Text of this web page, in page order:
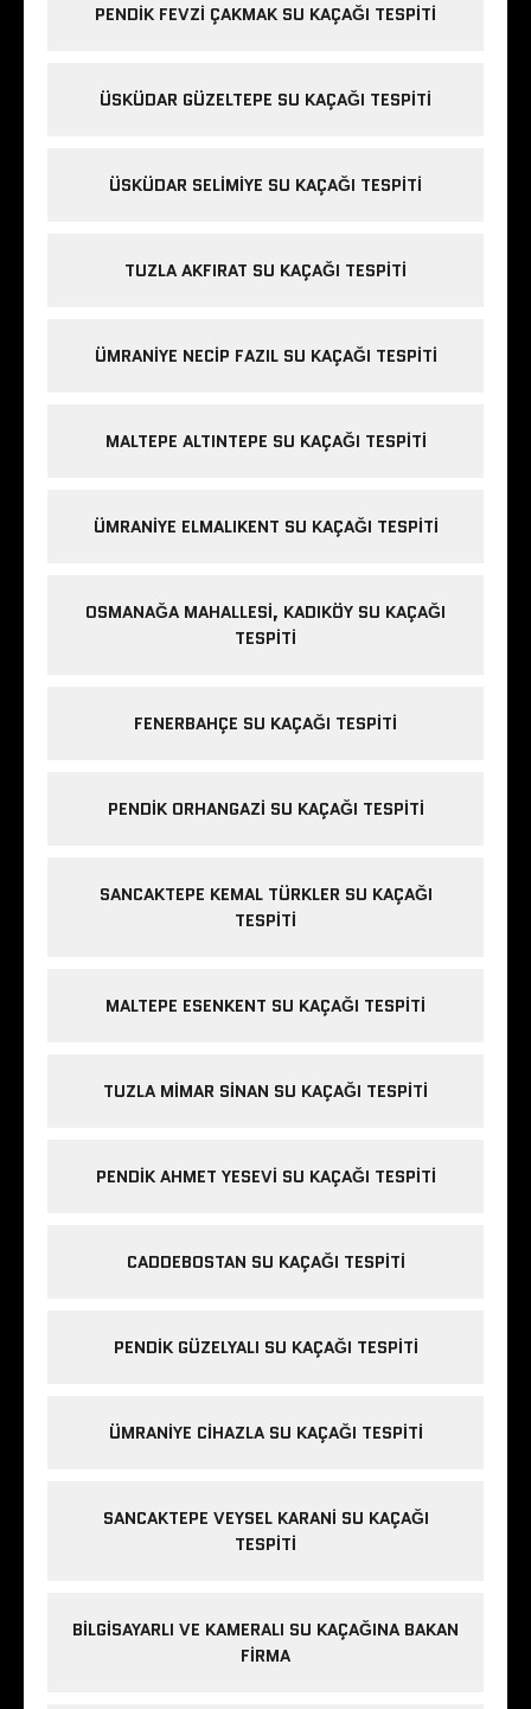
PENDIK FEVZI ÇAKMAK SU KAÇAĞI TESPITI
ÜSKÜDAR GÜZELTEPE SU KAÇAĞI TESPITI
ÜSKÜDAR SELIMIYE SU KAÇAĞI TESPITI
TUZLA AKFIRAT SU KAÇAĞI TESPITI
ÜMRANIYE NECIP FAZIL SU KAÇAĞI TESPITI
MALTEPE ALTINTEPE SU KAÇAĞI TESPITI
ÜMRANIYE ELMALIKENT SU KAÇAĞI TESPITI
OSMANAĞA MAHALLESI, KADIKÖY SU KAÇAĞI
TESPITI
FENERBAHÇE SU KAÇAĞI TESPITI
PENDIK ORHANGAZI SU KAÇAĞI TESPITI
SANCAKTEPE KEMAL TÜRKLER SU KAÇAĞI
TESPITI
MALTEPE ESENKENT SU KAÇAĞI TESPITI
TUZLA MIMAR SINAN SU KAÇAĞI TESPITI
PENDIK AHMET YESEVI SU KAÇAĞI TESPITI
CADDEBOSTAN SU KAÇAĞI TESPITI
PENDIK GÜZELYALI SU KAÇAĞI TESPITI
ÜMRANIYE CIHAZLA SU KAÇAĞI TESPITI
SANCAKTEPE VEYSEL KARANI SU KAÇAĞI
TESPITI
BILGISAYARLI VE KAMERALI SU KAÇAĞINA BAKAN
FIRMA